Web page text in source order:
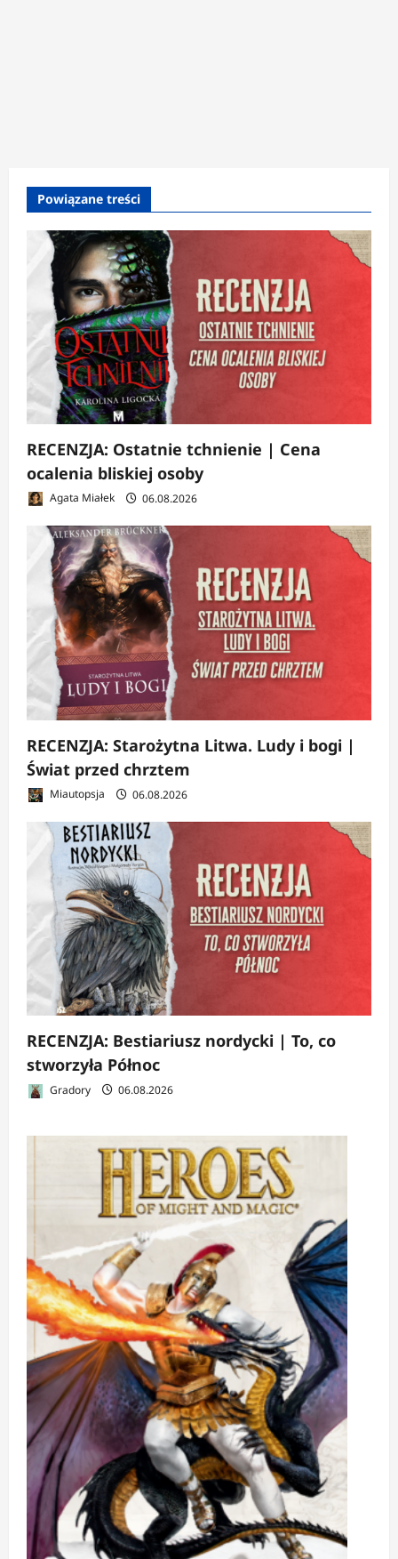
Powiązane treści
RECENZJA: Ostatnie tchnienie | Cena
ocalenia bliskiej osoby
Agata Miałek 06.08.2026
RECENZJA: Starożytna Litwa. Ludy i bogi |
Świat przed chrztem
Miautopsja 06.08.2026
RECENZJA: Bestiariusz nordycki | To, co
stworzyła Północ
Gradory 06.08.2026